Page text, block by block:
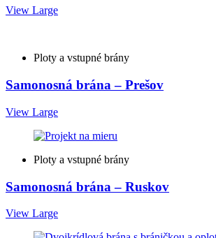
View Large
Ploty a vstupné brány
Samonosná brána – Prešov
View Large
Ploty a vstupné brány
Samonosná brána – Ruskov
View Large